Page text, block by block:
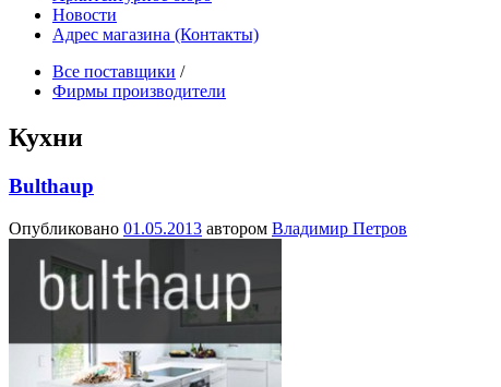
Новости
Адрес магазина (Контакты)
Все поставщики /
Фирмы производители
Кухни
Bulthaup
Опубликовано 01.05.2013 автором Владимир Петров